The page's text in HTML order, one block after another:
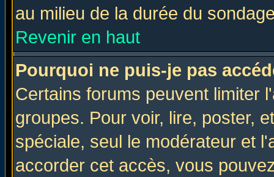
au milieu de la durée du
Revenir en haut
Pourquoi ne puis-je pas
Certains forums peuvent limiter
groupes. Pour voir, lire, poster,
spéciale, seul le modérateur et
accorder cet accès, vous